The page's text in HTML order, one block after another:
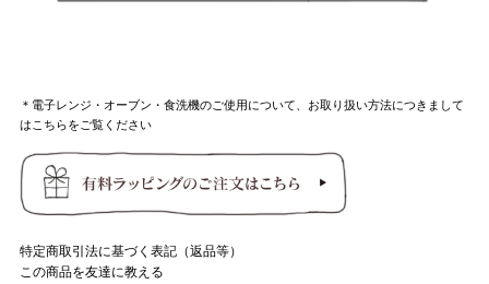
＊電子レンジ・オーブン・食洗機のご使用について、お取り扱い方法につきまして
はこちらをご覧ください
特定商取引法に基づく表記（返品等）
この商品を友達に教える